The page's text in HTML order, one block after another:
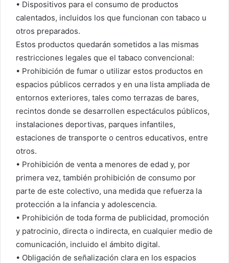
• Dispositivos para el consumo de productos
calentados, incluidos los que funcionan con tabaco u
otros preparados.
Estos productos quedarán sometidos a las mismas
restricciones legales que el tabaco convencional:
• Prohibición de fumar o utilizar estos productos en
espacios públicos cerrados y en una lista ampliada de
entornos exteriores, tales como terrazas de bares,
recintos donde se desarrollen espectáculos públicos,
instalaciones deportivas, parques infantiles,
estaciones de transporte o centros educativos, entre
otros.
• Prohibición de venta a menores de edad y, por
primera vez, también prohibición de consumo por
parte de este colectivo, una medida que refuerza la
protección a la infancia y adolescencia.
• Prohibición de toda forma de publicidad, promoción
y patrocinio, directa o indirecta, en cualquier medio de
comunicación, incluido el ámbito digital.
• Obligación de señalización clara en los espacios